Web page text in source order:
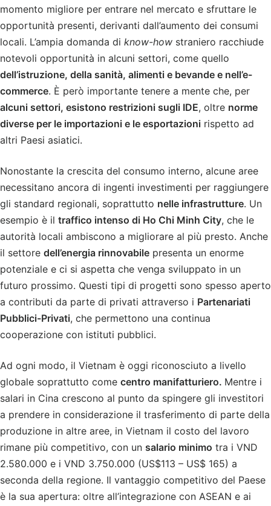
momento migliore per entrare nel mercato e sfruttare le
opportunità presenti, derivanti dall’aumento dei consumi
locali. L’ampia domanda di know-how straniero racchiude
notevoli opportunità in alcuni settori, come quello
dell’istruzione, della sanità, alimenti e bevande e nell’e-
commerce. È però importante tenere a mente che, per
alcuni settori, esistono restrizioni sugli IDE, oltre norme
diverse per le importazioni e le esportazioni rispetto ad
altri Paesi asiatici.
Nonostante la crescita del consumo interno, alcune aree
necessitano ancora di ingenti investimenti per raggiungere
gli standard regionali, soprattutto nelle infrastrutture. Un
esempio è il traffico intenso di Ho Chi Minh City, che le
autorità locali ambiscono a migliorare al più presto. Anche
il settore dell’energia rinnovabile presenta un enorme
potenziale e ci si aspetta che venga sviluppato in un
futuro prossimo. Questi tipi di progetti sono spesso aperto
a contributi da parte di privati attraverso i Partenariati
Pubblici-Privati, che permettono una continua
cooperazione con istituti pubblici.
Ad ogni modo, il Vietnam è oggi riconosciuto a livello
globale soprattutto come centro manifatturiero. Mentre i
salari in Cina crescono al punto da spingere gli investitori
a prendere in considerazione il trasferimento di parte della
produzione in altre aree, in Vietnam il costo del lavoro
rimane più competitivo, con un salario minimo tra i VND
2.580.000 e i VND 3.750.000 (US$113 – US$ 165) a
seconda della regione. Il vantaggio competitivo del Paese
è la sua apertura: oltre all’integrazione con ASEAN e ai